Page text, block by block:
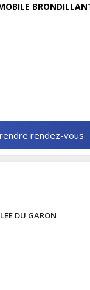
rendez-vous
DU GARON